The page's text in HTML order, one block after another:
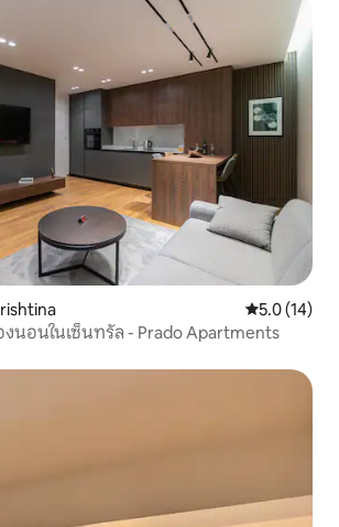
คะแนนเฉลี่ย
5.0 (14)
นอนในเซ็นทรัล - Prado Apartments